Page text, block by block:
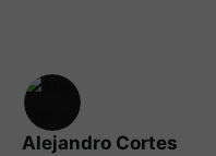
Alejandro Cortes